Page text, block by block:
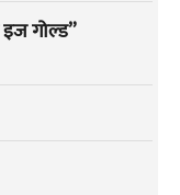
गोल्ड”